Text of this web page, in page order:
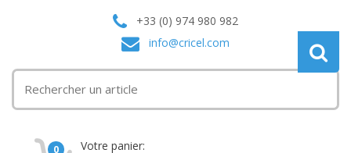
+33 (0) 974 980 982
info@cricel.com
0 Votre panier: